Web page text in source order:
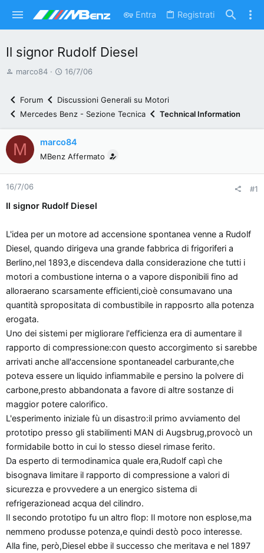
Entra Registrati
Il signor Rudolf Diesel
A
e
d
i
s
c
u
i
o
n
e
marco84
D
t
n
i
i
16/7/06
Forum
Discussioni Generali su Motori
Mercedes Benz - Sezione Tecnica
Technical Information
M marco84
MBenz Affermato
16/7/06 #1
Il signor Rudolf Diesel
L'idea per un motore ad accensione spontanea venne a Rudolf
Diesel, quando dirigeva una grande fabbrica di frigoriferi a
Berlino,nel 1893,e discendeva dalla considerazione che tutti i
motori a combustione interna o a vapore disponibili fino ad
alloraerano scarsamente efficienti,cioè consumavano una
quantità spropositata di combustibile in rapposrto alla potenza
erogata.
Uno dei sistemi per migliorare l'efficienza era di aumentare il
rapporto di compressione:con questo accorgimento si sarebbe
arrivati anche all'accensione spontaneadel carburante,che
poteva essere un liquido infiammabile e persino la polvere di
carbone,presto abbandonata a favore di altre sostanze di
maggior potere calorifico.
L'esperimento iniziale fù un disastro:il primo avviamento del
prototipo presso gli stabilimenti MAN di Augsbrug,provocò un
formidabile botto in cui lo stesso diesel rimase ferito.
Da esperto di termodinamica quale era,Rudolf capì che
bisognava limitare il rapporto di compressione a valori di
sicurezza e provvedere a un energico sistema di
refrigerazionead acqua del cilindro.
Il secondo prototipo fu un altro flop: Il motore non esplose,ma
nemmeno produsse potenza,e quindi destò poco interesse.
Alla fine, però,Diesel ebbe il successo che meritava e nel 1897